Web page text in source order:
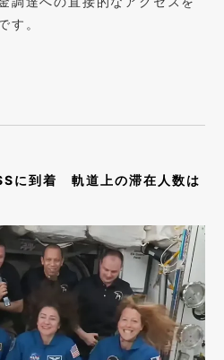
す。
に到着 軌道上の滞在人数は